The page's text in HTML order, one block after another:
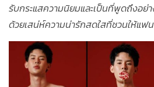
รับกระแสความนิยมและเป็นที่พูดถึงอย่
ด้วยเสน่ห์ความน่ารักสดใสที่ชวนให้แฟ